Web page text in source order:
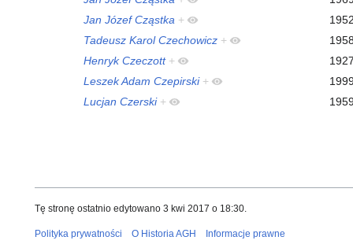
Jan Józef Cząstka +
Tadeusz Karol Czechowicz +
Henryk Czeczott +
Leszek Adam Czepirski +
Lucjan Czerski +
Tę stronę ostatnio edytowano 3 kwi 2017 o 18:30.
Polityka prywatności O Historia AGH Informacje prawne